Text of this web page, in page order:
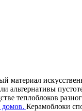
материал
альтернативы
теплоблоков
домов. Керамоблоки